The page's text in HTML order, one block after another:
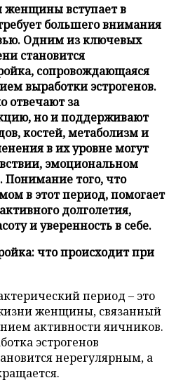
женщины вступает в
большего внимания
Одним из ключевых
становится
сопровождающаяся
выработки эстрогенов.
отвечают за
но и поддерживают
костей, метаболизм и
в их уровне могут
эмоциональном
того, что
в этот период, помогает
долголетия,
и уверенность в себе.
что происходит при
период – это
женщины, связанный
активности яичников.
эстрогенов
нерегулярным, а